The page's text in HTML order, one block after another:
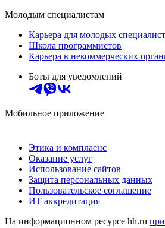
Молодым специалистам
Карьера для молодых
Школа программистов
Карьера в некоммерческих
Боты для уведомлений
Мобильное приложение
Этика и комплаенс
Оказание услуг
Использование сайтов
Защита персональных данных
Пользовательское соглашение
ИТ аккредитация
На информационном ресурсе hh.ru